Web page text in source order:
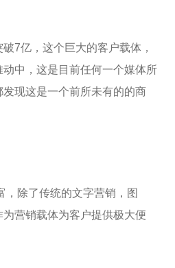
7亿，这个巨大的客户载体，
中，这是目前任何一个媒体所
现这是一个前所未有的的商
除了传统的文字营销，图
营销载体为客户提供极大便